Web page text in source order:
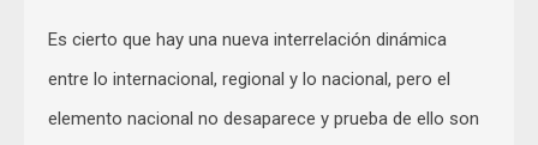
Es cierto que hay una nueva interrelación dinámica
entre lo internacional, regional y lo nacional, pero el
elemento nacional no desaparece y prueba de ello son